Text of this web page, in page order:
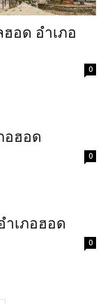
อด อำเภอ
0
อฮอด
0
เภอฮอด
0